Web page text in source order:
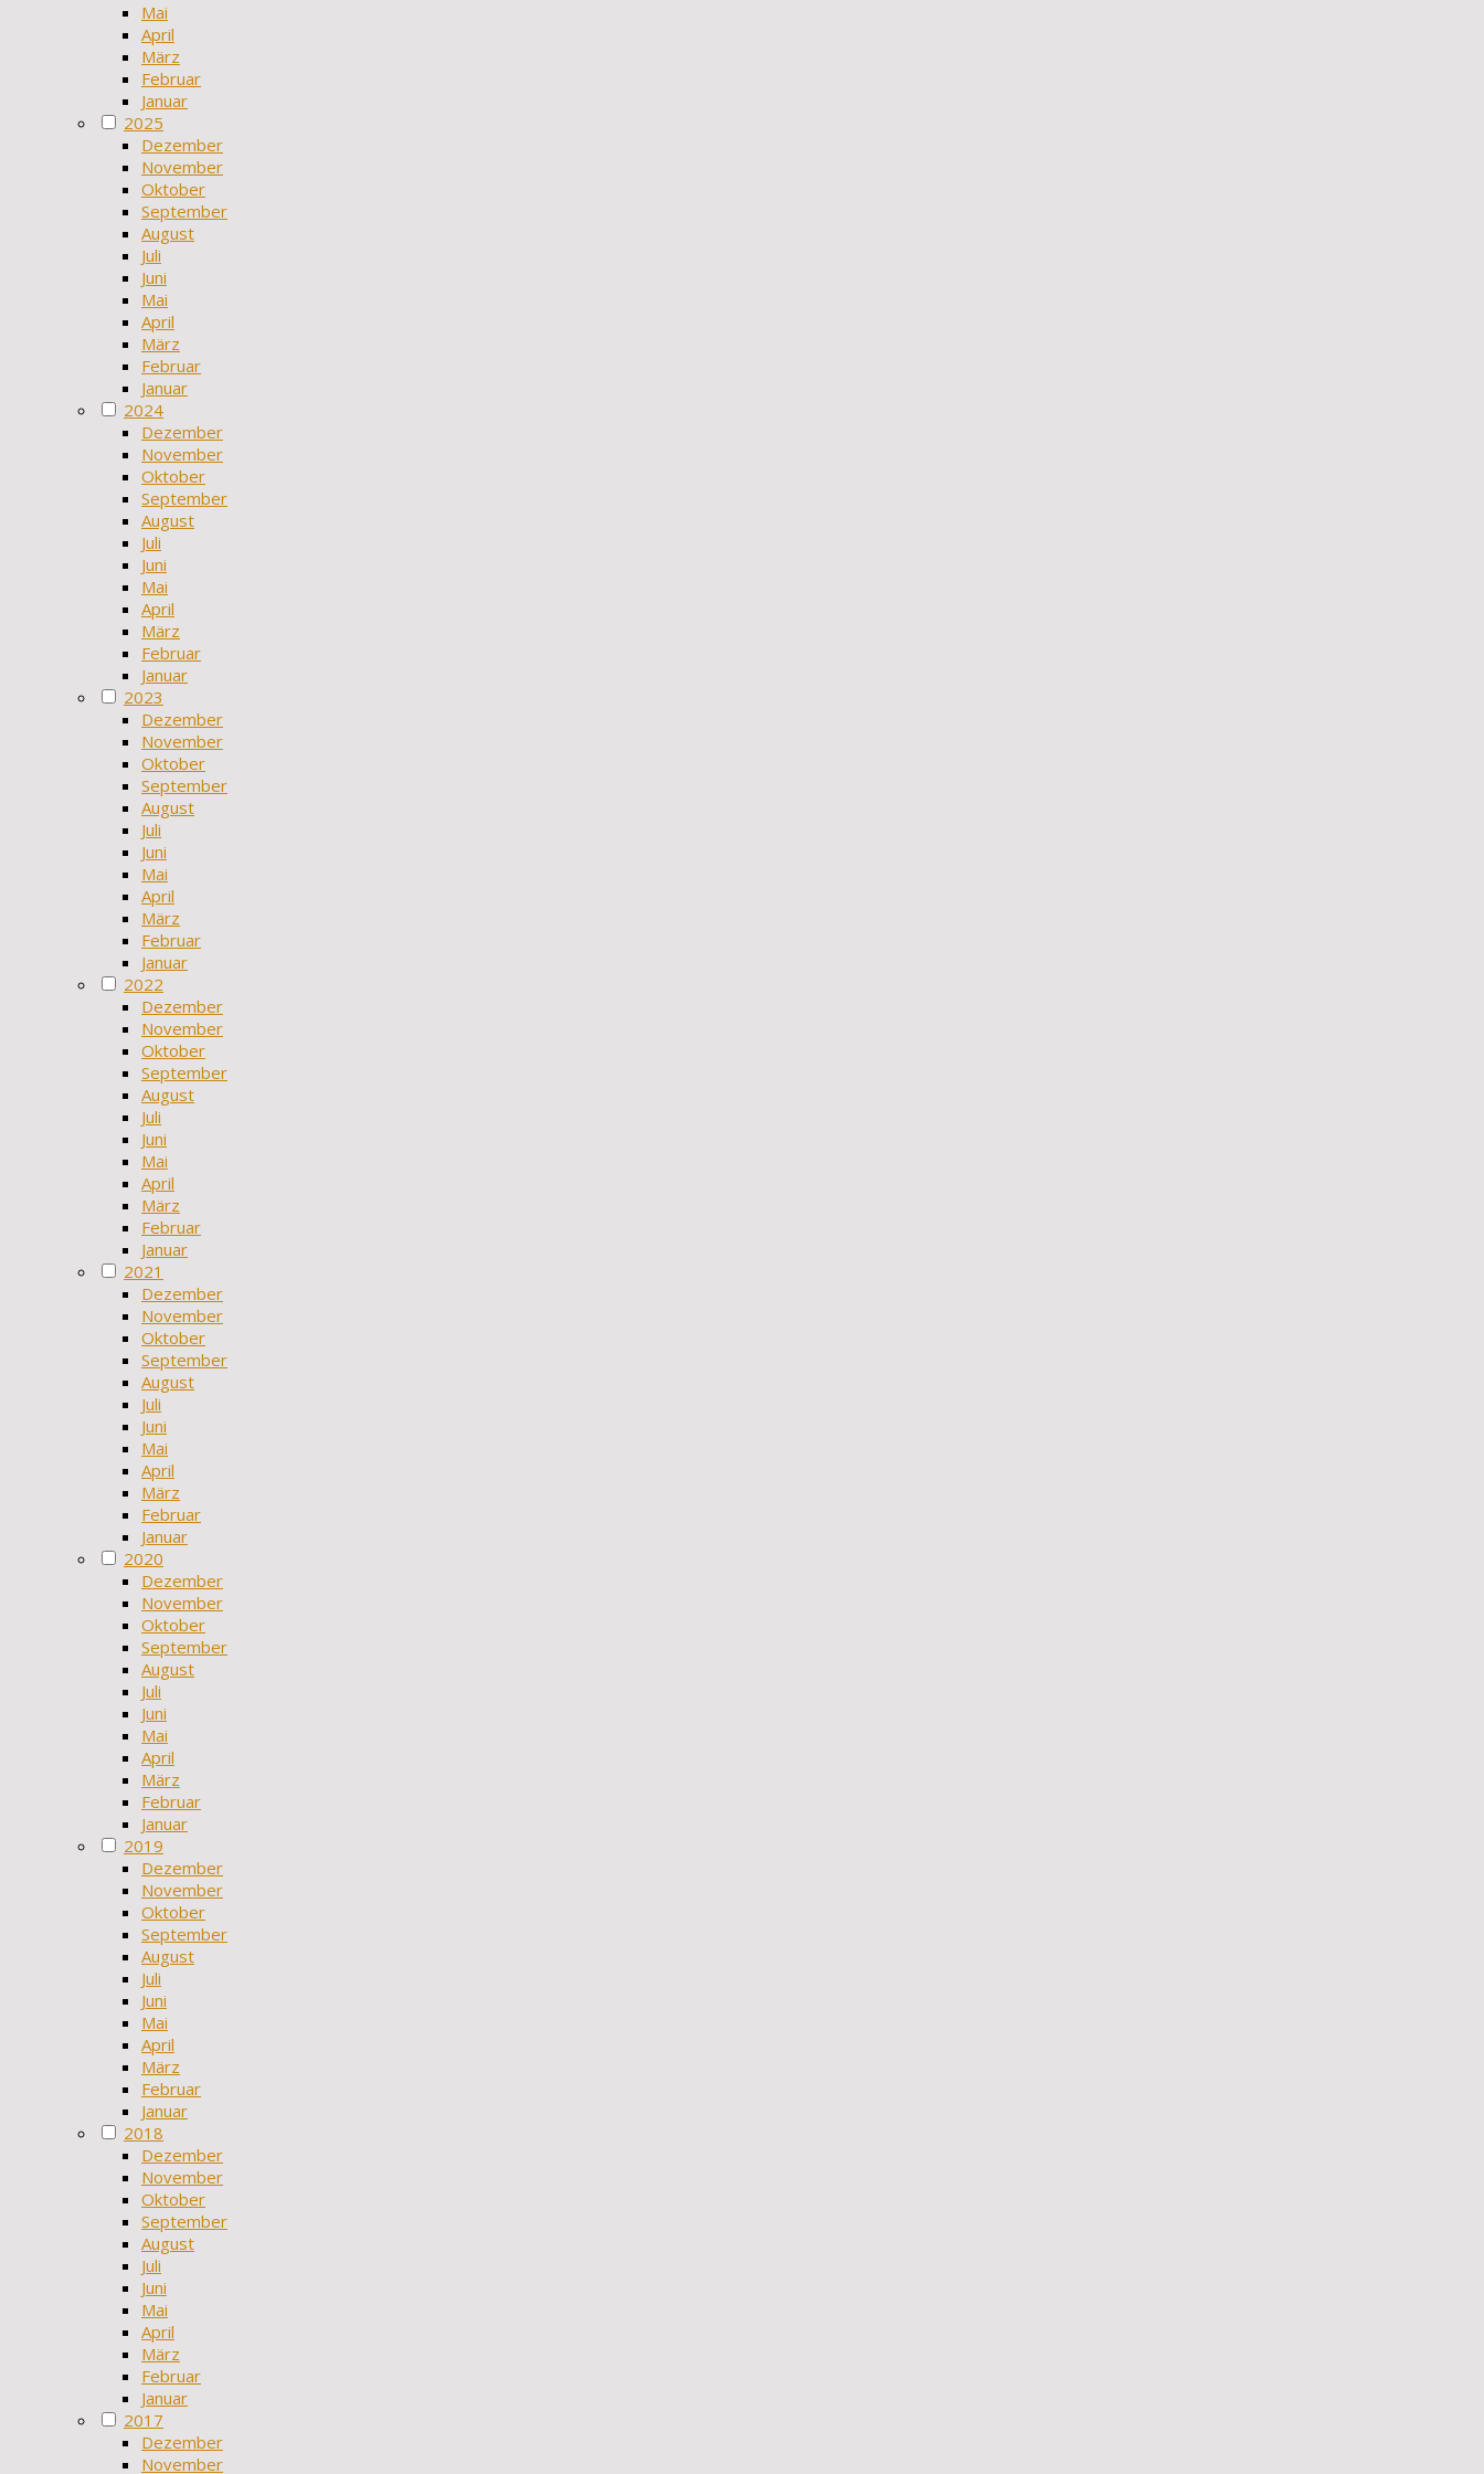
Mai
April
März
Februar
Januar
2025
Dezember
November
Oktober
September
August
Juli
Juni
Mai
April
März
Februar
Januar
2024
Dezember
November
Oktober
September
August
Juli
Juni
Mai
April
März
Februar
Januar
2023
Dezember
November
Oktober
September
August
Juli
Juni
Mai
April
März
Februar
Januar
2022
Dezember
November
Oktober
September
August
Juli
Juni
Mai
April
März
Februar
Januar
2021
Dezember
November
Oktober
September
August
Juli
Juni
Mai
April
März
Februar
Januar
2020
Dezember
November
Oktober
September
August
Juli
Juni
Mai
April
März
Februar
Januar
2019
Dezember
November
Oktober
September
August
Juli
Juni
Mai
April
März
Februar
Januar
2018
Dezember
November
Oktober
September
August
Juli
Juni
Mai
April
März
Februar
Januar
2017
Dezember
November